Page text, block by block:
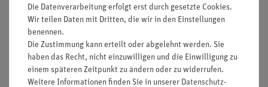
Verfügbare Größen: 50, 100, 250, 500 und 1000 ml
Versandkostenfrei ab 300,- €
Die Datenverarbeitung erfolgt erst durch gesetzte Cookies.
Wir teilen Daten mit Dritten, die wir in den Einstellungen
benennen.
Die Zustimmung kann erteilt oder abgelehnt werden. Sie
haben das Recht, nicht einzuwilligen und die Einwilligung zu
einem späteren Zeitpunkt zu ändern oder zu widerrufen.
Weitere Informationen finden Sie in unserer Daten­schutz­